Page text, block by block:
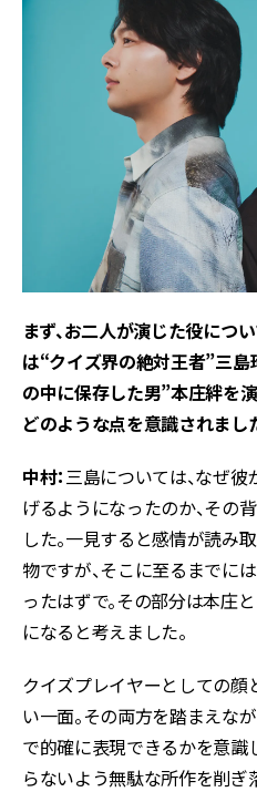
――まず、お二人が演じた役に
は“クイズ界の絶対王者”三島
の中に保存した男”本庄絆を
どのような点を意識されまし
中村：三島については、なぜ
げるようになったのか、その
した。一見すると感情が読み
物ですが、そこに至るまでに
ったはずで。その部分は本庄
になると考えました。
クイズプレイヤーとしての顔
い一面。その両方を踏まえな
で的確に表現できるかを意識
らないよう無駄な所作を削ぎ